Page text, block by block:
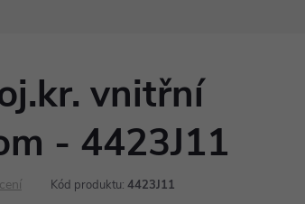
vnitřní
- 4423J11
Kód produktu: 4423J11